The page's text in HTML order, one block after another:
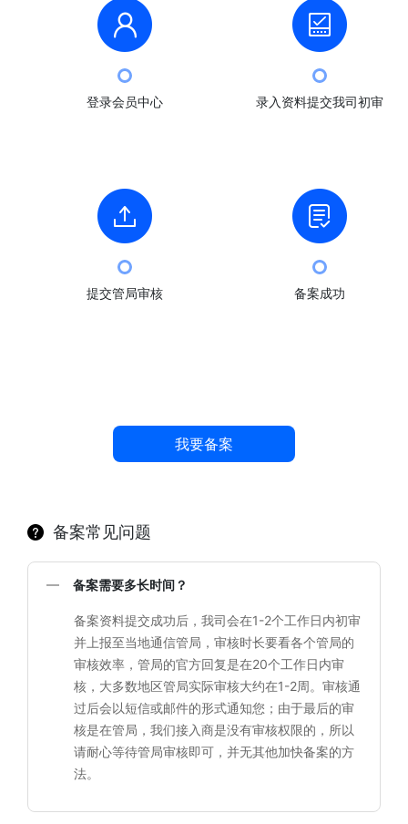
登录会员中心 录入资料提交我司初审
提交管局审核 备案成功
我要备案
备案常见问题
备案需要多长时间？
备案资料提交成功后，我司会在1-2个工作日内初审
并上报至当地通信管局，审核时长要看各个管局的
审核效率，管局的官方回复是在20个工作日内审
核，大多数地区管局实际审核大约在1-2周。审核通
过后会以短信或邮件的形式通知您；由于最后的审
核是在管局，我们接入商是没有审核权限的，所以
请耐心等待管局审核即可，并无其他加快备案的方
法。